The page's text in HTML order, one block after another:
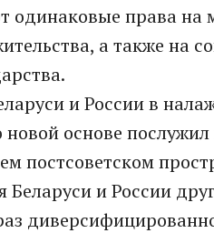
одинаковые права
а также на
и России в
основе
постсоветском
Беларуси и России